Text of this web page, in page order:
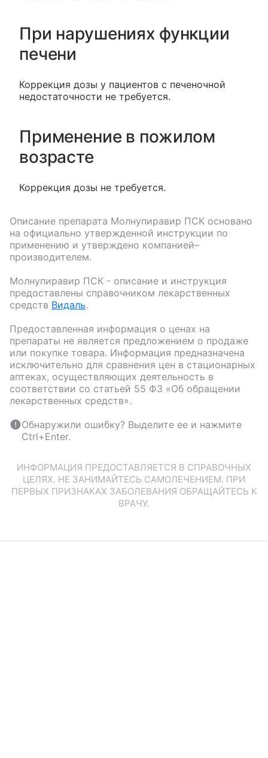
При нарушениях функции
печени
Коррекция дозы у пациентов с печеночной
недостаточности не требуется.
Применение в пожилом
возрасте
Коррекция дозы не требуется.
Описание препарата Молнупиравир ПСК основано
на официально утвержденной инструкции по
применению и утверждено компанией–
производителем.
Молнупиравир ПСК - описание и инструкция
предоставлены справочником лекарственных
средств Видаль.
Предоставленная информация о ценах на
препараты не является предложением о продаже
или покупке товара. Информация предназначена
исключительно для сравнения цен в стационарных
аптеках, осуществляющих деятельность в
соответствии со статьей 55 ФЗ «Об обращении
лекарственных средств».
Обнаружили ошибку? Выделите ее и нажмите
Ctrl+Enter.
ИНФОРМАЦИЯ ПРЕДОСТАВЛЯЕТСЯ В СПРАВОЧНЫХ
ЦЕЛЯХ. НЕ ЗАНИМАЙТЕСЬ САМОЛЕЧЕНИЕМ. ПРИ
ПЕРВЫХ ПРИЗНАКАХ ЗАБОЛЕВАНИЯ ОБРАЩАЙТЕСЬ К
ВРАЧУ.